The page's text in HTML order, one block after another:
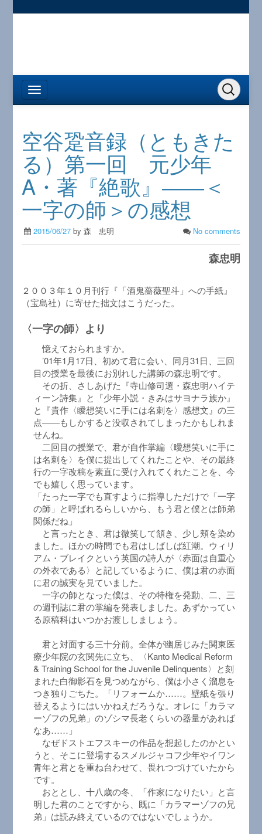
空谷跫音録（ともきた
る）第一回 元少年
A・著『絶歌』――＜
一字の師＞の感想
2015/06/27 by 森 忠明 No comments
森忠明
２００３年１０月刊行『「酒鬼薔薇聖斗」への手紙』
（宝島社）に寄せた拙文はこうだった。
〈一字の師〉より
憶えておられますか。
’01年1月17日、初めて君に会い、同月31日、三回
目の授業を最後にお別れした講師の森忠明です。
その折、さしあげた『寺山修司選・森忠明ハイテ
ィーン詩集』と『少年小説・きみはサヨナラ族か』
と『貴作〈瞹想笑いに手には名刺を〉感想文』の三
点――もしかすると没収されてしまったかもしれま
せんね。
二回目の授業で、君が自作掌編〈曖想笑いに手に
は名刺を〉を僕に提出してくれたことや、その最終
行の一字改稿を素直に受け入れてくれたことを、今
でも嬉しく思っています。
「たった一字でも直すように指導しただけで「一字
の師」と呼ばれるらしいから、もう君と僕とは師弟
関係だね」
と言ったとき、君は微笑して頷き、少し頬を染め
ました。ほかの時間でも君はしばしば紅潮。ウィリ
アム・ブレイクという英国の詩人が〈赤面は自重心
の外衣である〉と記しているように、僕は君の赤面
に君の誠実を見ていました。
一字の師となった僕は、その特権を発動、二、三
の週刊誌に君の掌編を発表しました。あずかってい
る原稿科はいつかお渡ししましょう。
君と対面する三十分前。全体が幽居じみた関東医
療少年院の玄関先に立ち、〈Kanto Medical Reform
& Training School for the Juvenile Delinquents〉と刻
まれた白御影石を見つめながら、僕は小さく溜息を
つき独りごちた。「リフォームか……。壁紙を張り
替えるようにはいかねえだろうな。オレに「カラマ
ーゾフの兄弟」のゾシマ長老くらいの器量があれば
なあ……」
なぜドストエフスキーの作品を想起したのかとい
うと、そこに登場するスメルジャコフ少年やイワン
青年と君とを重ね台わせて、畏れつづけていたから
です。
おととし、十八歳の冬、「作家になりたい」と言
明した君のことですから、既に「カラマーゾフの兄
弟」は読み終えているのではないでしょうか。